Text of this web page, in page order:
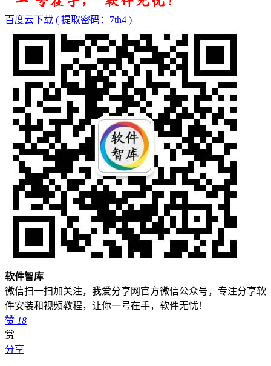
百度云下载 ( 提取密码：7th4 )
软件智库
微信扫一扫加关注，我爱分享网官方微信公众号，专注分享软
件安装和视频教程，让你一号在手，软件无忧！
赞 18
赏
分享